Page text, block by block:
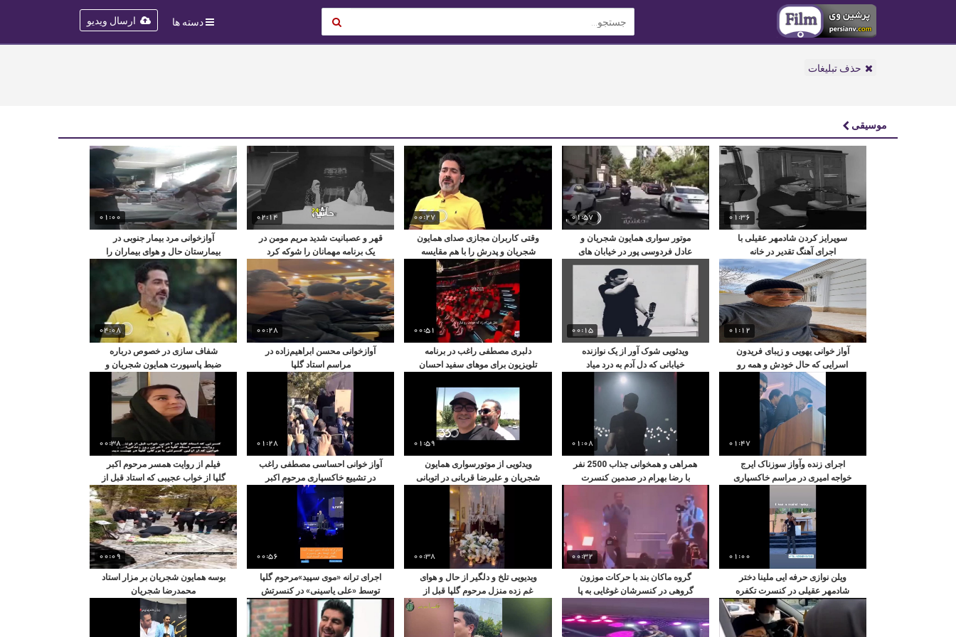
ارسال ویدیو دسته ها
حذف تبلیغات
موسیقی
01:36
سوپرایز کردن شادمهر عقیلی با
اجرای آهنگ تقدیر در خانه
01:57
موتور سواری همایون شجریان و
عادل فردوسی پور در خیابان های
تهران
00:27
وقتی کاربران مجازی صدای همایون
شجریان و پدرش را با هم مقایسه
کردند
02:14
قهر و عصبانیت شدید مریم مومن در
یک برنامه مهمانان را شوکه کرد
01:00
آوازخوانی مرد بیمار جنوبی در
بیمارستان حال و هوای بیماران را
عوض کرد
01:12
آواز خوانی یهویی و زیبای فریدون
اسرایی که حال خودش و همه رو
خوب کرد
00:15
ویدئویی شوک آور از یک نوازنده
خیابانی که دل آدم به درد میاد
00:51
دلبری مصطفی راغب در برنامه
تلویزیون برای موهای سفید احسان
00:28
آوازخوانی محسن ابراهیم‌زاده در
مراسم استاد گلپا
04:08
شفاف سازی در خصوص درباره
ضبط پاسپورت همایون شجریان و
سحر دولتشاهی در فرودگاه
01:47
اجرای زنده وآواز سوزناک ایرج
خواجه امیری در مراسم خاکسپاری
01:08
همراهی و همخوانی جذاب 2500 نفر
با رضا بهرام در صدمین کنسرت
01:59
ویدئویی از موتورسواری همایون
شجریان و علیرضا قربانی در اتوبانی
در تهران
01:28
آواز خوانی احساسی مصطفی راغب
در تشییع خاکسپاری مرحوم اکبر
گلپایگانی
00:38
فیلم از روایت همسر مرحوم اکبر
گلپا از خواب عجیبی که استاد قبل از
فوتش دید
01:00
ویلن نوازی حرفه ایی ملینا دختر
شادمهر عقیلی در کنسرت تکفره
00:32
گروه ماکان بند با حرکات موزون
گروهی در کنسرشان غوغایی به پا
00:38
ویدیویی تلخ و دلگیر از حال و هوای
غم زده منزل مرحوم گلپا قبل از
خاکسپاری
00:56
اجرای ترانه «موی سپید»مرحوم گلپا
توسط «علی یاسینی» در کنسرتش
00:09
بوسه همایون شجریان بر مزار استاد
محمدرضا شجریان